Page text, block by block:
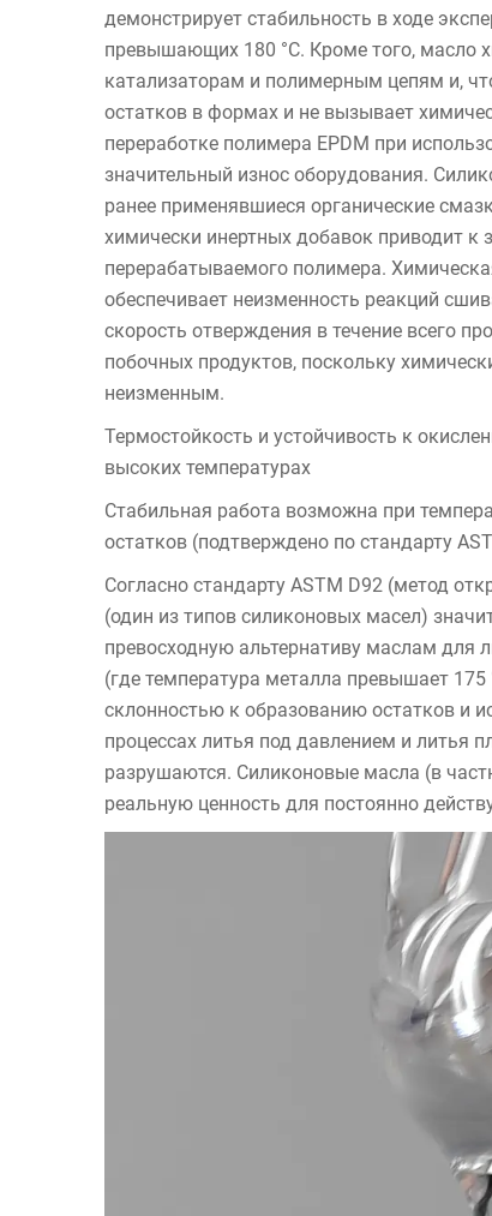
демонстрирует стабильность в ходе
превышающих 180 °C. Кроме того, масло
катализаторам и полимерным цепям и,
остатков в формах и не вызывает
переработке полимера EPDM при
значительный износ оборудования.
ранее применявшиеся органические
химически инертных добавок приводит
перерабатываемого полимера.
обеспечивает неизменность реакций
скорость отверждения в течение всего
побочных продуктов, поскольку
неизменным.
Термостойкость и устойчивость к
высоких температурах
Стабильная работа возможна при
остатков (подтверждено по стандарту
Согласно стандарту ASTM D92 (метод
(один из типов силиконовых масел)
превосходную альтернативу маслам для
(где температура металла превышает
склонностью к образованию остатков и
процессах литья под давлением и литья
разрушаются. Силиконовые масла (в
реальную ценность для постоянно